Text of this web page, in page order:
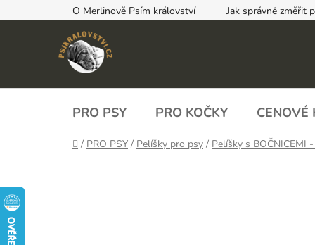
na
O Merlinově Psím království Jak správně změřit
PRO PSY PRO KOČKY CENOVÉ
Domů
/ PRO PSY / Pelíšky pro psy / Pelíšky s BOČNICEMI